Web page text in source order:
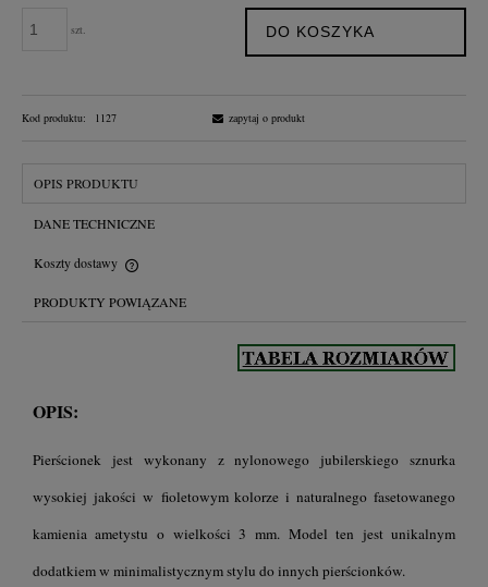
szt. DO KOSZYKA
Kod produktu: 1127 zapytaj o produkt
OPIS PRODUKTU
DANE TECHNICZNE
Koszty dostawy
Cena nie zawiera ewentualnych kosztów płatności
PRODUKTY POWIĄZANE
OPIS:
Pierścionek jest wykonany z nylonowego jubilerskiego sznurka
wysokiej jakości w fioletowym kolorze i naturalnego fasetowanego
kamienia ametystu o wielkości 3 mm. Model ten jest unikalnym
dodatkiem w minimalistycznym stylu do innych pierścionków.